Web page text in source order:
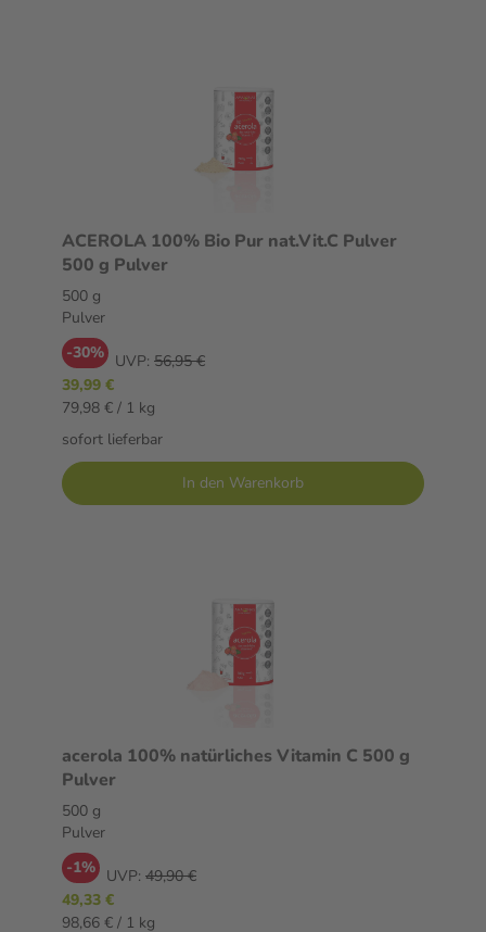
ACEROLA 100% Bio Pur nat.Vit.C Pulver
500 g Pulver
500 g
Pulver
-30% UVP: 56,95 €
39,99 €
79,98 € / 1 kg
sofort lieferbar
In den Warenkorb
acerola 100% natürliches Vitamin C 500 g
Pulver
500 g
Pulver
-1% UVP: 49,90 €
49,33 €
98,66 € / 1 kg